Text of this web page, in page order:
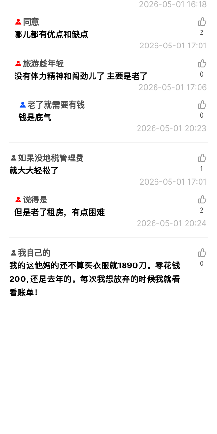
2026-05-01 16:18
同意
哪儿都有优点和缺点
2026-05-01 17:01
2
旅游趁年轻
没有体力精神和闯劲儿了 主要是老了
2026-05-01 17:06
0
老了就需要有钱
钱是底气
2026-05-01 20:23
0
如果没地税管理费
就大大轻松了
2026-05-01 17:01
1
说得是
但是老了租房，有点困难
2026-05-01 20:24
2
我自己的
我的这他妈的还不算买衣服就1890刀。零花钱
200, 还是去年的。每次我想放弃的时候我就看
看账单！
0